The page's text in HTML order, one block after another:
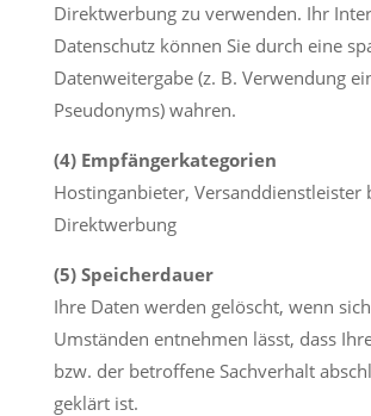
Direktwerbung zu verwenden. Ihr
Datenschutz können Sie durch eine
Datenweitergabe (z. B. Verwendung
Pseudonyms) wahren.
(4) Empfängerkategorien
Hostinganbieter, Versanddienstleister
Direktwerbung
(5) Speicherdauer
Ihre Daten werden gelöscht, wenn
Umständen entnehmen lässt, dass
bzw. der betroffene Sachverhalt
geklärt ist.